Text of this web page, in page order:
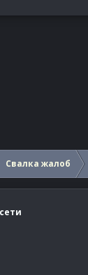
Свалка жалоб